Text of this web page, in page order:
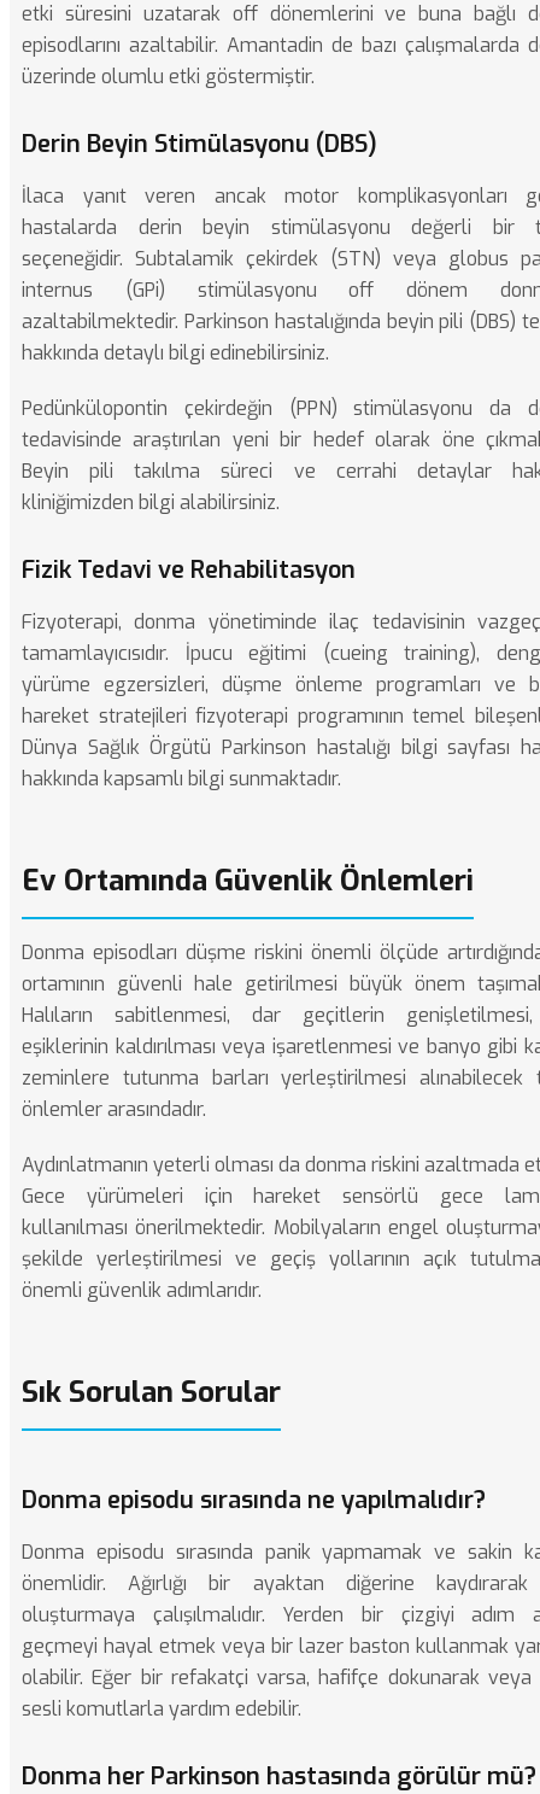
etki süresini uzatarak off dönemlerini ve buna bağlı
episodlarını azaltabilir. Amantadin de bazı çalışmalarda
üzerinde olumlu etki göstermiştir.
Derin Beyin Stimülasyonu (DBS)
İlaca yanıt veren ancak motor komplikasyonları
hastalarda derin beyin stimülasyonu değerli bir
seçeneğidir. Subtalamik çekirdek (STN) veya globus
internus (GPi) stimülasyonu off dönem
azaltabilmektedir. Parkinson hastalığında beyin pili (DBS)
hakkında detaylı bilgi edinebilirsiniz.
Pedünkülopontin çekirdeğin (PPN) stimülasyonu da
tedavisinde araştırılan yeni bir hedef olarak öne
Beyin pili takılma süreci ve cerrahi detaylar
kliniğimizden bilgi alabilirsiniz.
Fizik Tedavi ve Rehabilitasyon
Fizyoterapi, donma yönetiminde ilaç tedavisinin
tamamlayıcısıdır. İpucu eğitimi (cueing training),
yürüme egzersizleri, düşme önleme programları ve
hareket stratejileri fizyoterapi programının temel
Dünya Sağlık Örgütü Parkinson hastalığı bilgi sayfası
hakkında kapsamlı bilgi sunmaktadır.
Ev Ortamında Güvenlik Önlemleri
Donma episodları düşme riskini önemli ölçüde
ortamının güvenli hale getirilmesi büyük önem
Halıların sabitlenmesi, dar geçitlerin genişletilmesi,
eşiklerinin kaldırılması veya işaretlenmesi ve banyo gibi
zeminlere tutunma barları yerleştirilmesi alınabilecek
önlemler arasındadır.
Aydınlatmanın yeterli olması da donma riskini azaltmada
Gece yürümeleri için hareket sensörlü gece
kullanılması önerilmektedir. Mobilyaların engel
şekilde yerleştirilmesi ve geçiş yollarının açık
önemli güvenlik adımlarıdır.
Sık Sorulan Sorular
Donma episodu sırasında ne yapılmalıdır?
Donma episodu sırasında panik yapmamak ve sakin
önemlidir. Ağırlığı bir ayaktan diğerine
oluşturmaya çalışılmalıdır. Yerden bir çizgiyi adım
geçmeyi hayal etmek veya bir lazer baston kullanmak
olabilir. Eğer bir refakatçi varsa, hafifçe dokunarak veya
sesli komutlarla yardım edebilir.
Donma her Parkinson hastasında görülür mü?